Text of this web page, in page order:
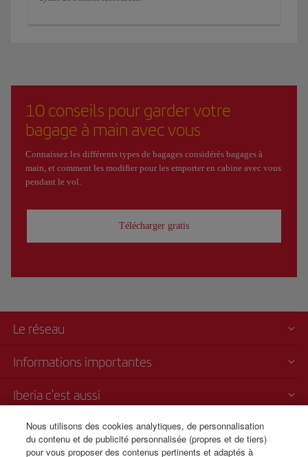
10 conseils pour garder votre
bagage à main avec vous
Connaissez les différents types de bagages considérés bagages à
main, et comment les modifier pour les emporter en cabine avec vous
pendant le vol.
Télécharger gratis
Le réseau
Informations importantes
Iberia c'est aussi
Transparence
Nous utilisons des cookies analytiques, de personnalisation
du contenu et de publicité personnalisée (propres et de tiers)
pour vous proposer des contenus pertinents et adaptés à